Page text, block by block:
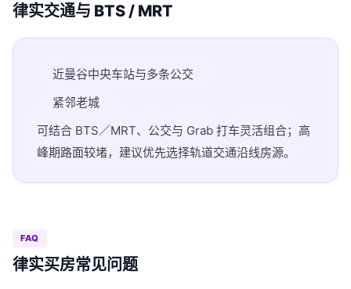
律实交通与 BTS / MRT
近曼谷中央车站与多条公交
紧邻老城
可结合 BTS／MRT、公交与 Grab 打车灵活组合；高
峰期路面较堵，建议优先选择轨道交通沿线房源。
FAQ
律实买房常见问题